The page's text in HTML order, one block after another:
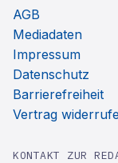
AGB
Mediadaten
Impressum
Datenschutz
Barrierefreiheit
Vertrag
KONTAKT ZUR